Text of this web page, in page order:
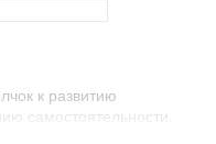
к развитию
самостоятельности,